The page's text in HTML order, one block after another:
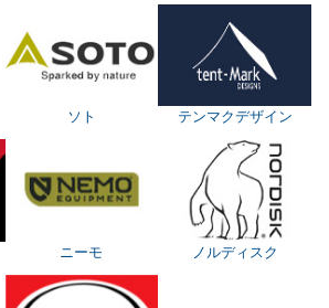
ソト テンマクデザイン
ニーモ ノルディスク